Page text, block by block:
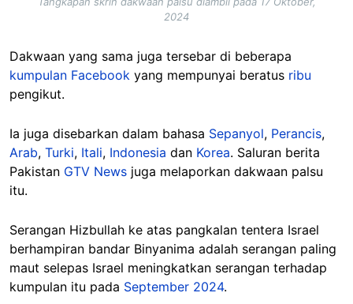
2024
Dakwaan yang sama juga tersebar di beberapa
kumpulan Facebook yang mempunyai beratus ribu
pengikut.
Ia juga disebarkan dalam bahasa Sepanyol, Perancis,
Arab, Turki, Itali, Indonesia dan Korea. Saluran berita
Pakistan GTV News juga melaporkan dakwaan palsu
itu.
Serangan Hizbullah ke atas pangkalan tentera Israel
berhampiran bandar Binyanima adalah serangan paling
maut selepas Israel meningkatkan serangan terhadap
kumpulan itu pada September 2024.